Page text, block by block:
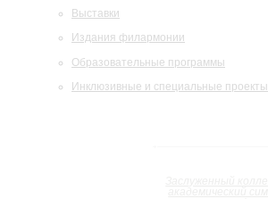
Выставки
Издания филармонии
Образовательные программы
Инклюзивные и специальные проекты